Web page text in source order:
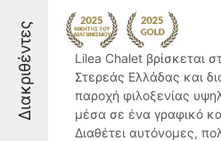
Διακριθέντες
Lilea Chalet βρίσκεται
Στερεάς Ελλάδας και
παροχή φιλοξενίας
μέσα σε ένα γραφικό
Διαθέτει αυτόνομες,